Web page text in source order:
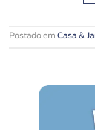
Postado em Casa &